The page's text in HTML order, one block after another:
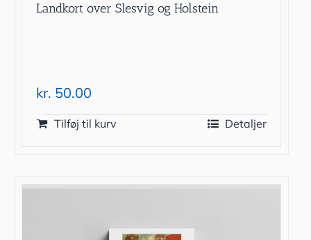
Landkort over Slesvig og Holstein
kr. 50.00
Tilføj til kurv Detaljer